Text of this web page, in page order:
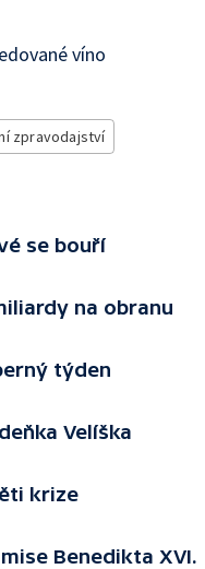
víno
zpravodajství
se bouří
na obranu
týden
Velíška
krize
Benedikta XVI.